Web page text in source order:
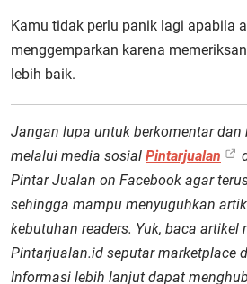
Kamu tidak perlu panik lagi apabila
menggemparkan karena
lebih baik.
Jangan lupa untuk berkomentar dan
melalui media sosial Pintarjualan
Pintar Jualan on Facebook agar
sehingga mampu menyuguhkan
kebutuhan readers. Yuk, baca artikel
Pintarjualan.id seputar marketplace
Informasi lebih lanjut dapat